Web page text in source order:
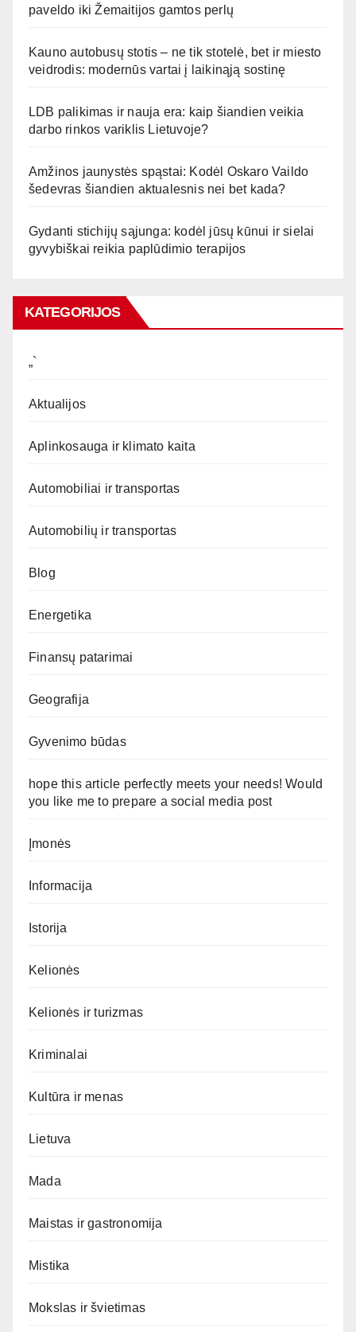
paveldo iki Žemaitijos gamtos perlų
Kauno autobusų stotis – ne tik stotelė, bet ir miesto
veidrodis: modernūs vartai į laikinąją sostinę
LDB palikimas ir nauja era: kaip šiandien veikia
darbo rinkos variklis Lietuvoje?
Amžinos jaunystės spąstai: Kodėl Oskaro Vaildo
šedevras šiandien aktualesnis nei bet kada?
Gydanti stichijų sąjunga: kodėl jūsų kūnui ir sielai
gyvybiškai reikia paplūdimio terapijos
KATEGORIJOS
„`
Aktualijos
Aplinkosauga ir klimato kaita
Automobiliai ir transportas
Automobilių ir transportas
Blog
Energetika
Finansų patarimai
Geografija
Gyvenimo būdas
hope this article perfectly meets your needs! Would
you like me to prepare a social media post
Įmonės
Informacija
Istorija
Kelionės
Kelionės ir turizmas
Kriminalai
Kultūra ir menas
Lietuva
Mada
Maistas ir gastronomija
Mistika
Mokslas ir švietimas